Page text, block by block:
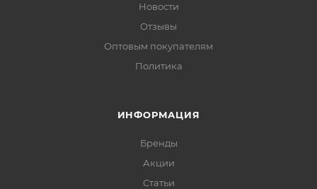
Новости
Отзывы
Оптовым покупателям
Политика
ИНФОРМАЦИЯ
Бренды
Акции
Статьи